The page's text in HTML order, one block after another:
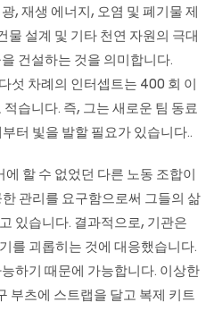
, 재생 에너지, 오염 및 폐기물 제
물 설계 및 기타 천연 자원의 극대
건설하는 것을 의미합니다.
다섯 차례의 인터셉트는 400 회 이
습니다. 즉, 그는 새로운 팀 동료
터 빛을 발할 필요가 있습니다..
에 할 수 없었던 다른 노동 조합이
관리를 요구함으로써 그들의 삶
있습니다. 결과적으로, 기관은
를 괴롭히는 것에 대응했습니다.
하기 때문에 가능합니다. 이상한
부츠에 스트랩을 달고 복제 키트